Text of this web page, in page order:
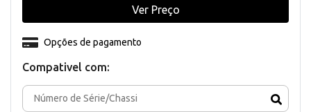
Compativel com:
Opções de pagamento
Ver Preço